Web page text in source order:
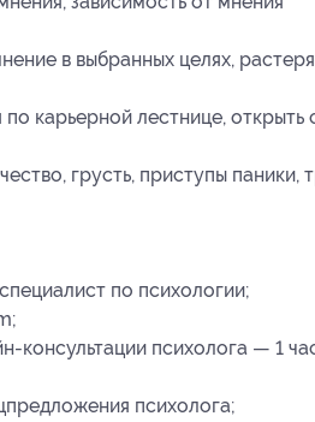
в выбранных целях,
карьерной лестнице, открыть
грусть, приступы паники,
по психологии;
консультации психолога — 1
психолога;